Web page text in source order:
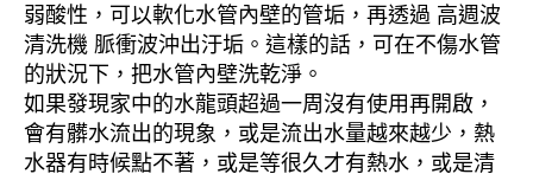
弱酸性，可以軟化水管內壁的管垢，再透過 高週波
清洗機 脈衝波沖出汙垢。這樣的話，可在不傷水管
的狀況下，把水管內壁洗乾淨。
如果發現家中的水龍頭超過一周沒有使用再開啟，
會有髒水流出的現象，或是流出水量越來越少，熱
水器有時候點不著，或是等很久才有熱水，或是清